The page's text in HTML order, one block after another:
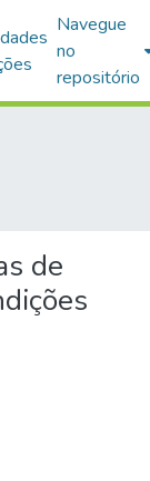
Navegue
no
repositório
de